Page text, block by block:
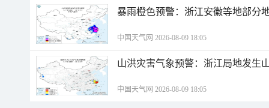
暴雨橙色预警：浙江安徽等地部分
中国天气网 2026-08-09 18:05
山洪灾害气象预警：浙江局地发生
中国天气网 2026-08-09 18:05